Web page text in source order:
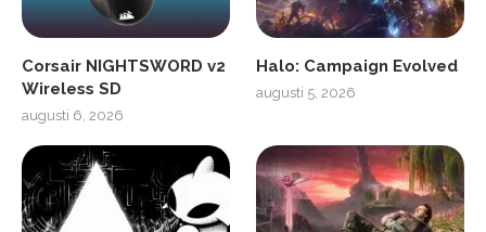
Corsair NIGHTSWORD v2
Wireless SD
augusti 6, 2026
Halo: Campaign Evolved
augusti 5, 2026